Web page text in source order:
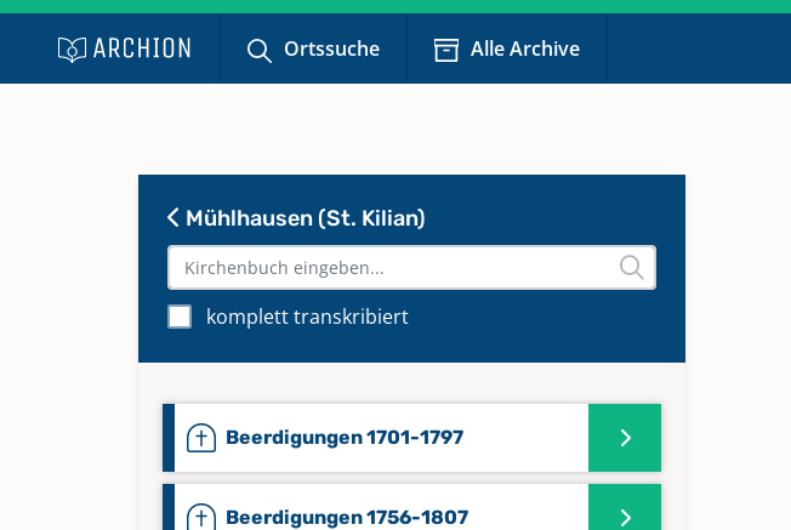
Ortssuche Alle Archive
Mühlhausen (St. Kilian)
komplett transkribiert
Beerdigungen 1701-1797
Beerdigungen 1756-1807